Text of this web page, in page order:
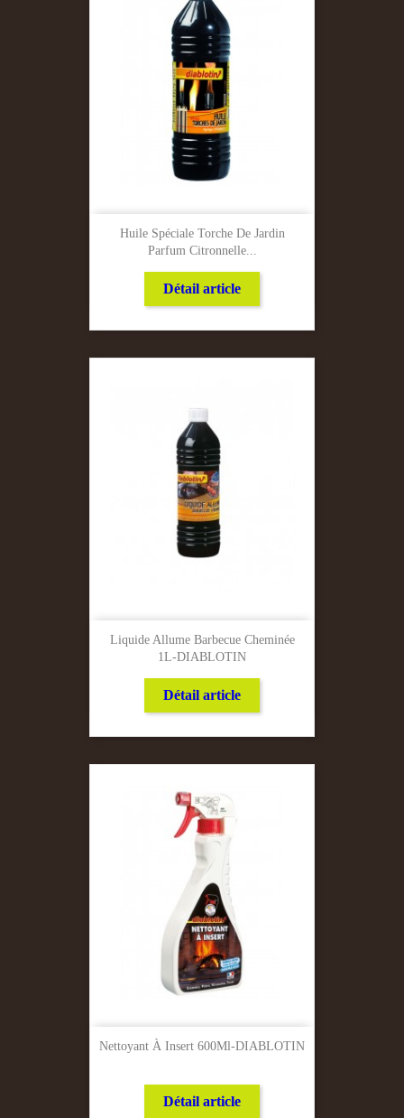
Huile Spéciale Torche De Jardin
Parfum Citronnelle...
Détail article
Liquide Allume Barbecue Cheminée
1L-DIABLOTIN
Détail article
Nettoyant À Insert 600Ml-DIABLOTIN
Détail article